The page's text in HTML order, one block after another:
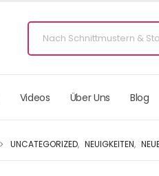
Videos Über Uns Blog
UNCATEGORIZED, NEUIGKEITEN,